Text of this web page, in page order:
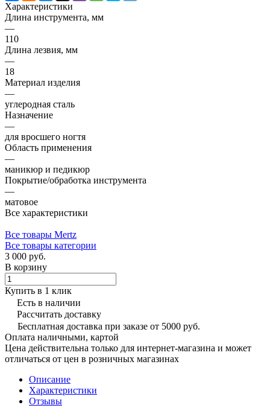
Характеристики
Длина инструмента, мм
—
110
Длина лезвия, мм
—
18
Материал изделия
—
углеродная сталь
Назначение
—
для вросшего ногтя
Область применения
—
маникюр и педикюр
Покрытие/обработка инструмента
—
матовое
Все характеристики
Все товары Mertz
Все товары категории
3 000 руб.
В корзину
Купить в 1 клик
Есть в наличии
Рассчитать доставку
Бесплатная доставка при заказе от 5000 руб.
Оплата наличными, картой
Цена действительна только для интернет-магазина и может
отличаться от цен в розничных магазинах
Описание
Характеристики
Отзывы